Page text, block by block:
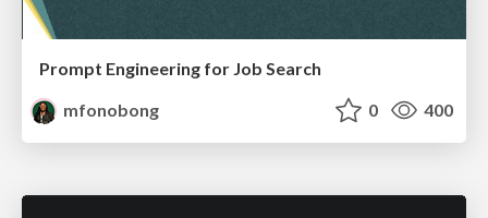
Prompt Engineering for Job Search
mfonobong
0 400